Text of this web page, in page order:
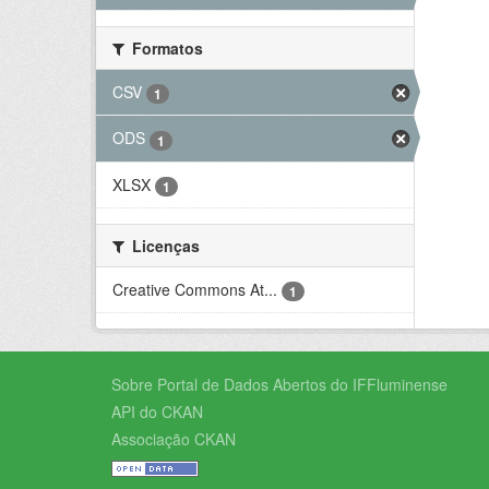
Formatos
CSV
1
ODS 1
XLSX 1
Licenças
Creative Commons At...
1
Sobre Portal de Dados Abertos do IFFluminense
API do CKAN
Associação CKAN